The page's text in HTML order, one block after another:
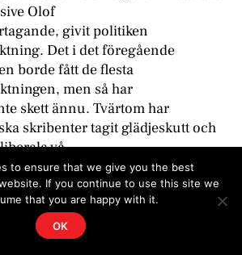
Olof
givit politiken
Det i det föregående
borde fått de flesta
men så har
skett ännu. Tvärtom har
skribenter tagit glädjeskutt och
vå-
to ensure that we give you the best
If you continue to use this site we
that you are happy with it.
OK